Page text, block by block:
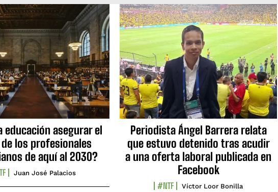
educación asegurar el
los profesionales
de aquí al 2030?
Juan José Palacios
Periodista Ángel Barrera relata
que estuvo detenido tras acudir
a una oferta laboral publicada en
Facebook
#NTF Víctor Loor Bonilla